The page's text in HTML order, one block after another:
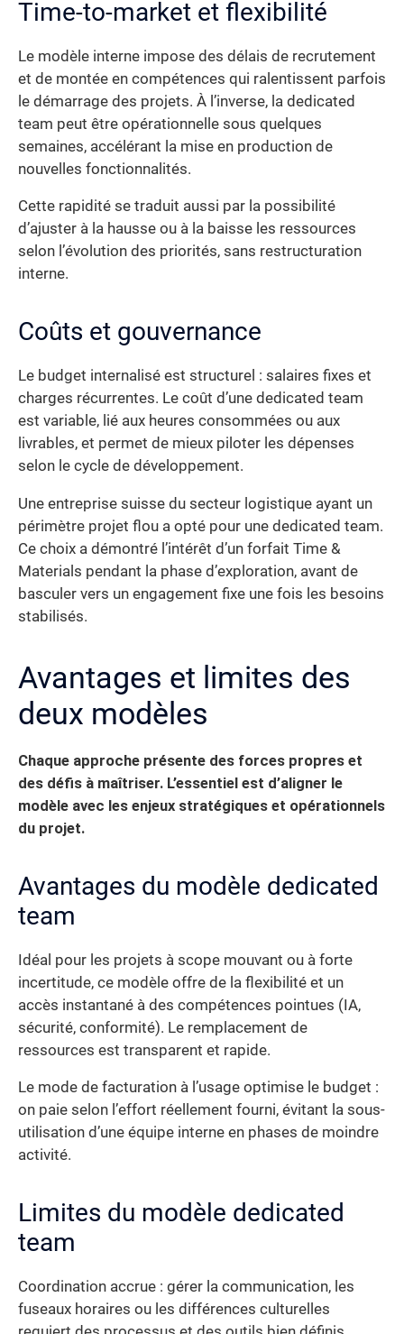
Time-to-market et flexibilité
Le modèle interne impose des délais de recrutement
et de montée en compétences qui ralentissent parfois
le démarrage des projets. À l’inverse, la dedicated
team peut être opérationnelle sous quelques
semaines, accélérant la mise en production de
nouvelles fonctionnalités.
Cette rapidité se traduit aussi par la possibilité
d’ajuster à la hausse ou à la baisse les ressources
selon l’évolution des priorités, sans restructuration
interne.
Coûts et gouvernance
Le budget internalisé est structurel : salaires fixes et
charges récurrentes. Le coût d’une dedicated team
est variable, lié aux heures consommées ou aux
livrables, et permet de mieux piloter les dépenses
selon le cycle de développement.
Une entreprise suisse du secteur logistique ayant un
périmètre projet flou a opté pour une dedicated team.
Ce choix a démontré l’intérêt d’un forfait Time &
Materials pendant la phase d’exploration, avant de
basculer vers un engagement fixe une fois les besoins
stabilisés.
Avantages et limites des
deux modèles
Chaque approche présente des forces propres et
des défis à maîtriser. L’essentiel est d’aligner le
modèle avec les enjeux stratégiques et opérationnels
du projet.
Avantages du modèle dedicated
team
Idéal pour les projets à scope mouvant ou à forte
incertitude, ce modèle offre de la flexibilité et un
accès instantané à des compétences pointues (IA,
sécurité, conformité). Le remplacement de
ressources est transparent et rapide.
Le mode de facturation à l’usage optimise le budget :
on paie selon l’effort réellement fourni, évitant la sous-
utilisation d’une équipe interne en phases de moindre
activité.
Limites du modèle dedicated
team
Coordination accrue : gérer la communication, les
fuseaux horaires ou les différences culturelles